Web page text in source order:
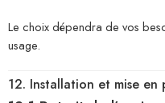
Le choix dépendra de vos
usage.
12. Installation et mise en